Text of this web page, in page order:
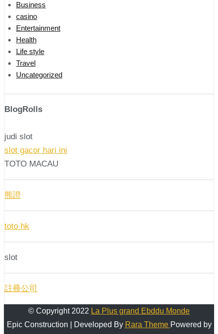
Business
casino
Entertainment
Health
Life style
Travel
Uncategorized
BlogRolls
judi slot
slot gacor hari ini
TOTO MACAU
熊證
toto hk
slot
註冊公司
© Copyright 2022 La Plus grand Ebddu Monde
Epic Construction | Developed By Rara Theme Powered by